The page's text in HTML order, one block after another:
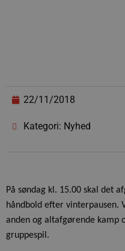
22/11/2018
Kategori: Nyhed
På søndag kl. 15.00 skal det
håndbold efter vinterpausen.
anden og altafgørende kamp
gruppespil.